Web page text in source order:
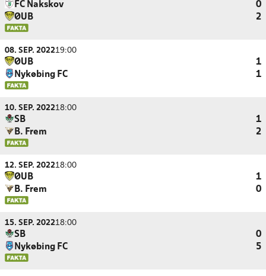
FC Nakskov
0
ØUB
2
08. SEP. 202219:00
ØUB
1
Nykøbing FC
1
10. SEP. 202218:00
SB
1
B. Frem
2
12. SEP. 202218:00
ØUB
1
B. Frem
0
15. SEP. 202218:00
SB
0
Nykøbing FC
5